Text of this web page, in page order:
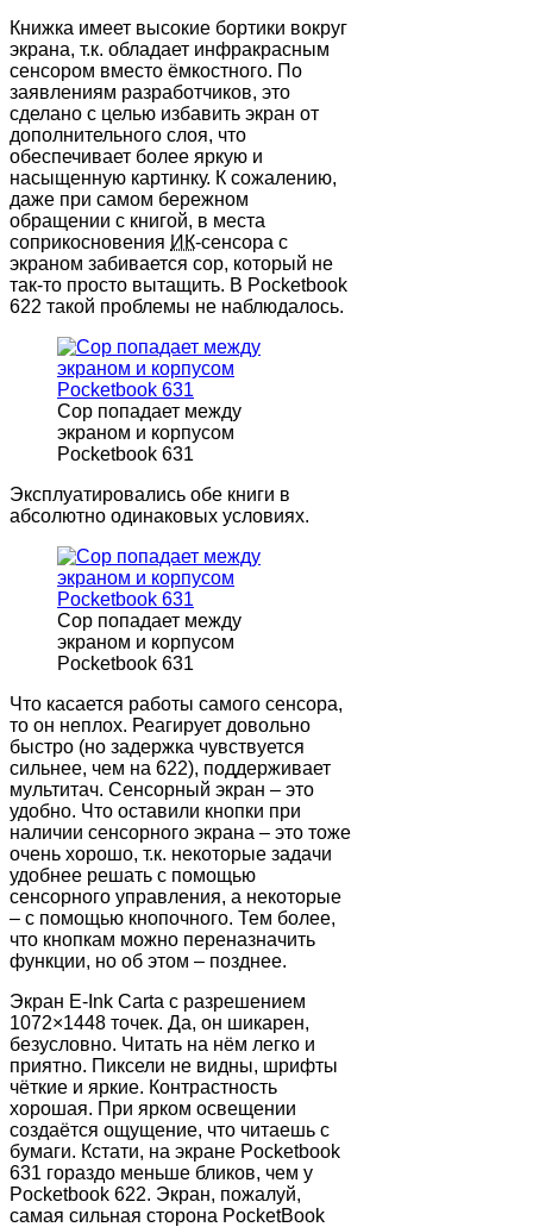
Книжка имеет высокие бортики вокруг
экрана, т.к. обладает инфракрасным
сенсором вместо ёмкостного. По
заявлениям разработчиков, это
сделано с целью избавить экран от
дополнительного слоя, что
обеспечивает более яркую и
насыщенную картинку. К сожалению,
даже при самом бережном
обращении с книгой, в места
соприкосновения ИК-сенсора с
экраном забивается сор, который не
так-то просто вытащить. В Pocketbook
622 такой проблемы не наблюдалось.
Сор попадает между
экраном и корпусом
Pocketbook 631
Эксплуатировались обе книги в
абсолютно одинаковых условиях.
Сор попадает между
экраном и корпусом
Pocketbook 631
Что касается работы самого сенсора,
то он неплох. Реагирует довольно
быстро (но задержка чувствуется
сильнее, чем на 622), поддерживает
мультитач. Сенсорный экран – это
удобно. Что оставили кнопки при
наличии сенсорного экрана – это тоже
очень хорошо, т.к. некоторые задачи
удобнее решать с помощью
сенсорного управления, а некоторые
– с помощью кнопочного. Тем более,
что кнопкам можно переназначить
функции, но об этом – позднее.
Экран E-Ink Carta с разрешением
1072×1448 точек. Да, он шикарен,
безусловно. Читать на нём легко и
приятно. Пиксели не видны, шрифты
чёткие и яркие. Контрастность
хорошая. При ярком освещении
создаётся ощущение, что читаешь с
бумаги. Кстати, на экране Pocketbook
631 гораздо меньше бликов, чем у
Pocketbook 622. Экран, пожалуй,
самая сильная сторона PocketBook